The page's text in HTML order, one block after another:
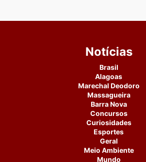
Notícias
Brasil
Alagoas
Marechal Deodoro
Massagueira
Barra Nova
Concursos
Curiosidades
Esportes
Geral
Meio Ambiente
Mundo